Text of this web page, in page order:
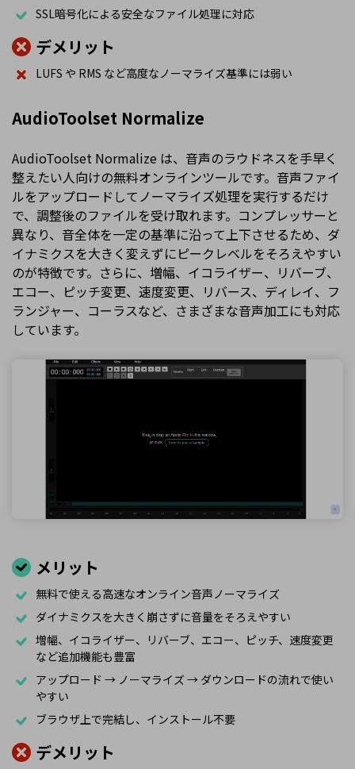
SSL暗号化による安全なファイル処理に対応
デメリット
LUFS や RMS など高度なノーマライズ基準には弱い
AudioToolset Normalize
AudioToolset Normalize は、音声のラウドネスを手早く
整えたい人向けの無料オンラインツールです。音声ファイ
ルをアップロードしてノーマライズ処理を実行するだけ
で、調整後のファイルを受け取れます。コンプレッサーと
異なり、音全体を一定の基準に沿って上下させるため、ダ
イナミクスを大きく変えずにピークレベルをそろえやすい
のが特徴です。さらに、増幅、イコライザー、リバーブ、
エコー、ピッチ変更、速度変更、リバース、ディレイ、フ
ランジャー、コーラスなど、さまざまな音声加工にも対応
しています。
メリット
無料で使える高速なオンライン音声ノーマライズ
ダイナミクスを大きく崩さずに音量をそろえやすい
増幅、イコライザー、リバーブ、エコー、ピッチ、速度変更
など追加機能も豊富
アップロード → ノーマライズ → ダウンロードの流れで使い
やすい
ブラウザ上で完結し、インストール不要
デメリット